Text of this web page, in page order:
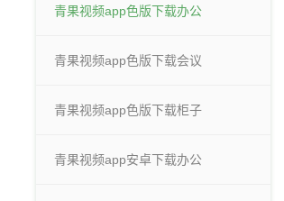
青果视频app色版下载办公
青果视频app色版下载会议
青果视频app色版下载柜子
青果视频app安卓下载办公